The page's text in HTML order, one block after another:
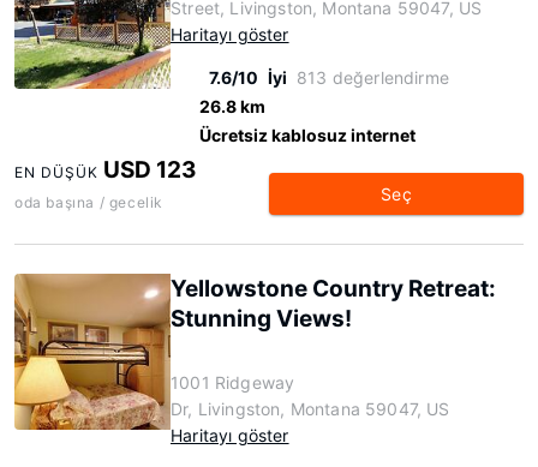
Street, Livingston, Montana 59047, US
Haritayı göster
7.6/10 İyi 813 değerlendirme
26.8 km
Ücretsiz kablosuz internet
EN DÜŞÜK USD 123
oda başına / gecelik Seç
Yellowstone Country Retreat:
Stunning Views!
1001 Ridgeway
Dr, Livingston, Montana 59047, US
Haritayı göster